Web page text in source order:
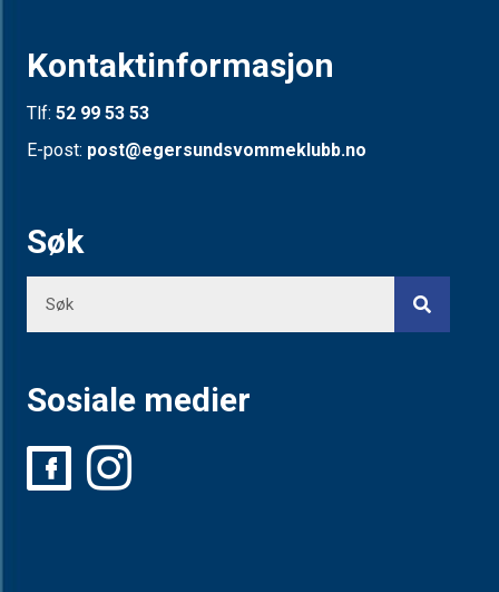
Kontaktinformasjon
Tlf: 52 99 53 53
E-post: post@egersundsvommeklubb.no
Søk
Sosiale medier